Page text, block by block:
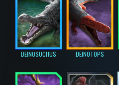
DEINOSUCHUS DEINOTOPS